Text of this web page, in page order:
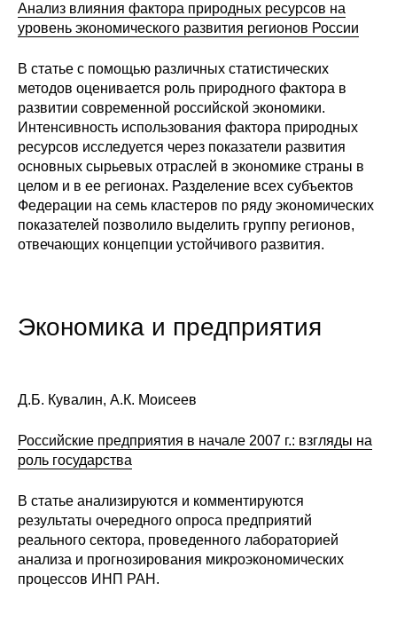
Анализ влияния фактора природных ресурсов на
уровень экономического развития регионов России
В статье с помощью различных статистических
методов оценивается роль природного фактора в
развитии современной российской экономики.
Интенсивность использования фактора природных
ресурсов исследуется через показатели развития
основных сырьевых отраслей в экономике страны в
целом и в ее регионах. Разделение всех субъектов
Федерации на семь кластеров по ряду экономических
показателей позволило выделить группу регионов,
отвечающих концепции устойчивого развития.
Экономика и предприятия
Д.Б. Кувалин, А.К. Моисеев
Российские предприятия в начале 2007 г.: взгляды на
роль государства
В статье анализируются и комментируются
результаты очередного опроса предприятий
реального сектора, проведенного лабораторией
анализа и прогнозирования микроэкономических
процессов ИНП РАН.